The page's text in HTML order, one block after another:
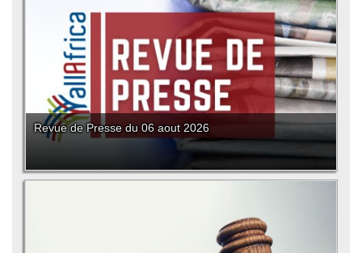
Revue de Presse du 06 aout 2026